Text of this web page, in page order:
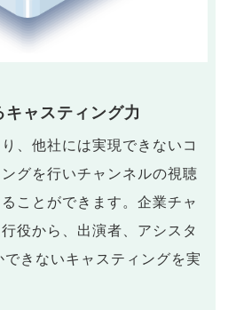
ャスティング力
、他社には実現できないコ
グを行いチャンネルの視聴
ことができます。企業チャ
役から、出演者、アシスタ
きないキャスティングを実